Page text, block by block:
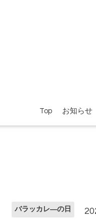
Top お知らせ
バラッカレ―の日